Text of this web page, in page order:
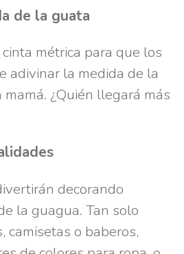
de la guata
métrica para que los
adivinar la medida de la
¿Quién llegará más
decorando
la guagua. Tan solo
camisetas o baberos,